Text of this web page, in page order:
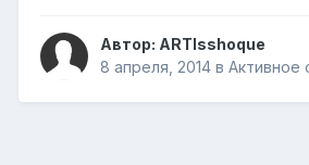
Автор: ARTIsshoque
8 апреля, 2014 в Активное